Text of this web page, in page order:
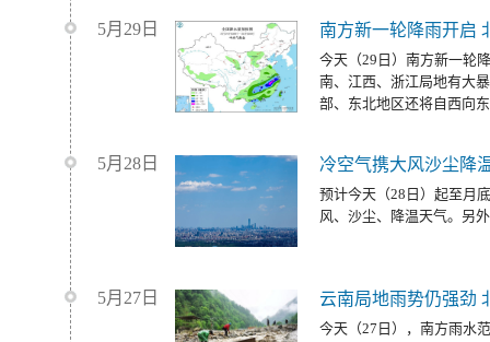
5月29日 南方新一轮降雨开启
今天（29日）南方新一轮
南、江西、浙江局地有大
部、东北地区还将自西向
5月28日 冷空气携大风沙尘降
预计今天（28日）起至月
风、沙尘、降温天气。另
5月27日 云南局地雨势仍强劲
今天（27日），南方雨水